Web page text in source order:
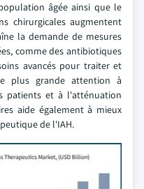
âgée ainsi que le
chirurgicales augmentent
la demande de mesures
comme des antibiotiques
avancés pour traiter et
plus grande attention à
patients et à l'atténuation
aide également à mieux
de l'IAH.